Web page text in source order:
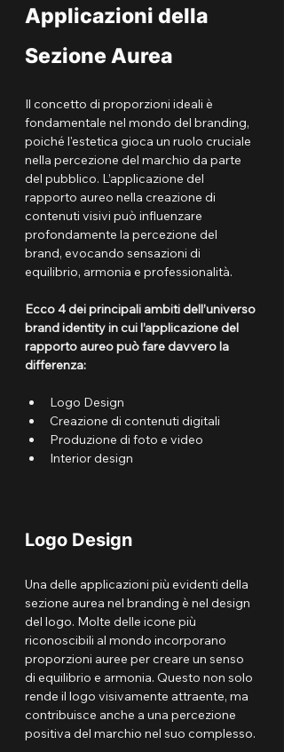
Applicazioni della
Sezione Aurea
Il concetto di proporzioni ideali è
fondamentale nel mondo del branding,
poiché l'estetica gioca un ruolo cruciale
nella percezione del marchio da parte
del pubblico. L’applicazione del
rapporto aureo nella creazione di
contenuti visivi può influenzare
profondamente la percezione del
brand, evocando sensazioni di
equilibrio, armonia e professionalità.
Ecco 4 dei principali ambiti dell’universo
brand identity in cui l’applicazione del
rapporto aureo può fare davvero la
differenza:
Logo Design
Creazione di contenuti digitali
Produzione di foto e video
Interior design
Logo Design
Una delle applicazioni più evidenti della
sezione aurea nel branding è nel design
del logo. Molte delle icone più
riconoscibili al mondo incorporano
proporzioni auree per creare un senso
di equilibrio e armonia. Questo non solo
rende il logo visivamente attraente, ma
contribuisce anche a una percezione
positiva del marchio nel suo complesso.